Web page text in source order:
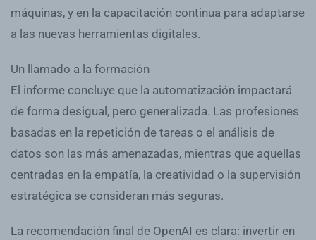
máquinas, y en la capacitación continua para adaptarse
a las nuevas herramientas digitales.
Un llamado a la formación
El informe concluye que la automatización impactará
de forma desigual, pero generalizada. Las profesiones
basadas en la repetición de tareas o el análisis de
datos son las más amenazadas, mientras que aquellas
centradas en la empatía, la creatividad o la supervisión
estratégica se consideran más seguras.
La recomendación final de OpenAI es clara: invertir en